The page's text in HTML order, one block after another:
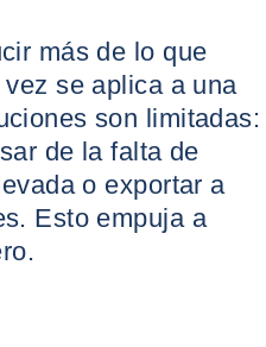
más de lo que
se aplica a una
son limitadas:
de la falta de
o exportar a
Esto empuja a